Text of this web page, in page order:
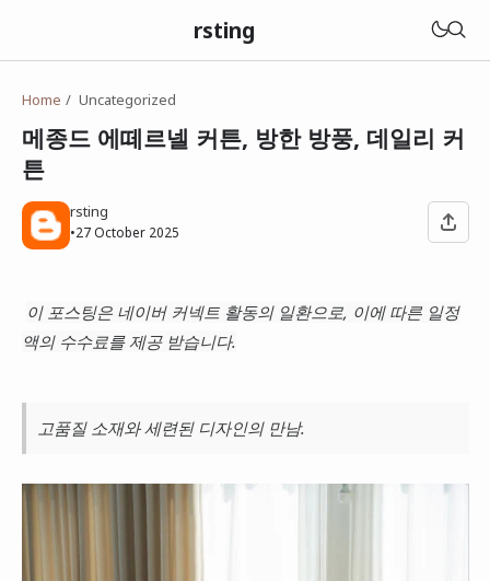
rsting
Home Uncategorized
메종드 에떼르넬 커튼, 방한 방풍, 데일리 커
튼
rsting
•27 October 2025
이 포스팅은 네이버 커넥트 활동의 일환으로, 이에 따른 일정
액의 수수료를 제공 받습니다.
고품질 소재와 세련된 디자인의 만남.